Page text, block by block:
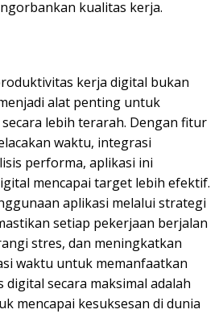
kualitas kerja.
kerja digital bukan
alat penting untuk
lebih terarah. Dengan fitur
waktu, integrasi
performa, aplikasi ini
mencapai target lebih efektif.
aplikasi melalui strategi
setiap pekerjaan berjalan
stres, dan meningkatkan
waktu untuk memanfaatkan
secara maksimal adalah
mencapai kesuksesan di dunia